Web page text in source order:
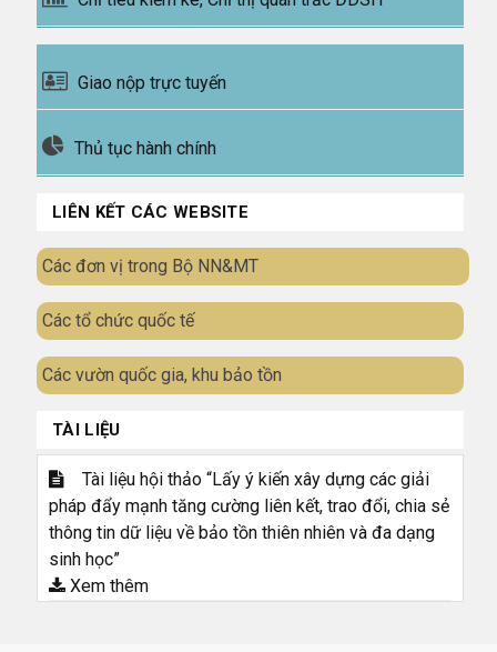
Giao nộp trực tuyến
Thủ tục hành chính
LIÊN KẾT CÁC WEBSITE
Các đơn vị trong Bộ NN&MT
Các tổ chức quốc tế
Các vườn quốc gia, khu bảo tồn
TÀI LIỆU
Tài liệu hội thảo “Lấy ý kiến xây dựng các giải
pháp đẩy mạnh tăng cường liên kết, trao đổi, chia sẻ
thông tin dữ liệu về bảo tồn thiên nhiên và đa dạng
sinh học”
Xem thêm